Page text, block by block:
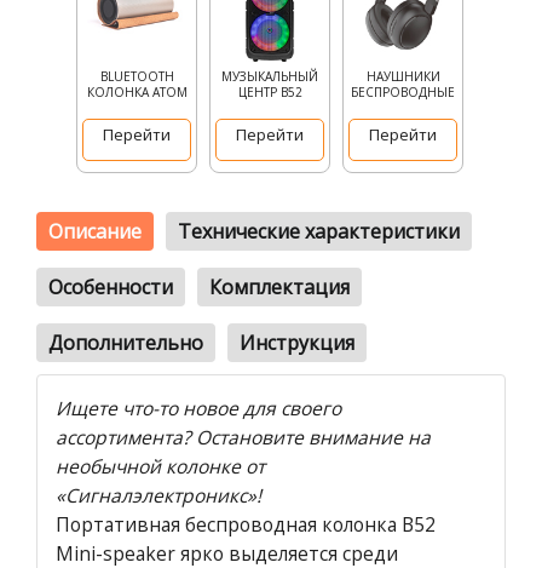
BLUETOOTH
КОЛОНКА АТОМ
Перейти
МУЗЫКАЛЬНЫЙ
ЦЕНТР B52
Перейти
НАУШНИКИ
БЕСПРОВОДНЫЕ
Перейти
Описание Технические характеристики
Особенности Комплектация
Дополнительно Инструкция
Ищете что-то новое для своего
ассортимента? Остановите внимание на
необычной колонке от
«Сигналэлектроникс»!
Портативная беспроводная колонка B52
Mini-speaker ярко выделяется среди